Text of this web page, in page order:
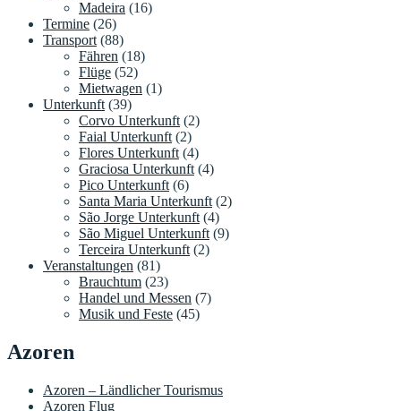
Madeira (16)
Termine (26)
Transport(88)
Fähren (18)
Flüge (52)
Mietwagen (1)
Unterkunft(39)
Corvo Unterkunft(2)
Faial Unterkunft(2)
Flores Unterkunft(4)
Graciosa Unterkunft(4)
Pico Unterkunft(6)
Santa Maria Unterkunft(2)
São Jorge Unterkunft(4)
São Miguel Unterkunft(9)
Terceira Unterkunft(2)
Veranstaltungen (81)
Brauchtum (23)
Handel und Messen (7)
Musik und Feste (45)
Azoren
Azoren – Ländlicher Tourismus
Azoren Flug